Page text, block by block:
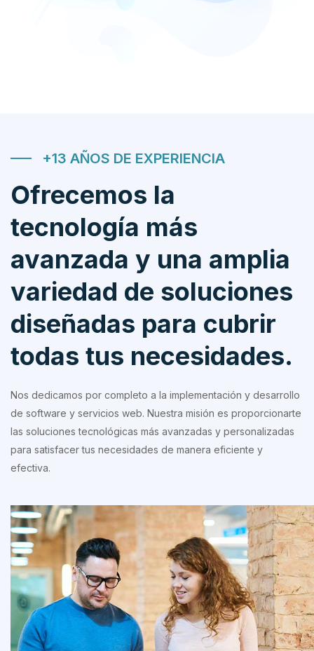
+13 AÑOS DE EXPERIENCIA
Ofrecemos la
tecnología más
avanzada y una amplia
variedad de soluciones
diseñadas para cubrir
todas tus necesidades.
Nos dedicamos por completo a la implementación y desarrollo
de software y servicios web. Nuestra misión es proporcionarte
las soluciones tecnológicas más avanzadas y personalizadas
para satisfacer tus necesidades de manera eficiente y
efectiva.